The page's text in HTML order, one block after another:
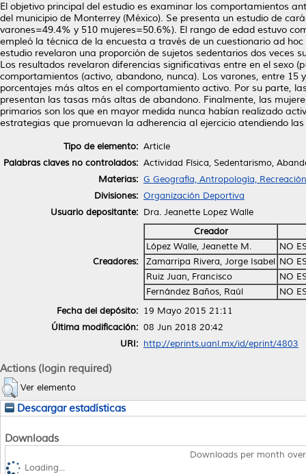
El objetivo principal del estudio es examinar los comportamientos
del municipio de Monterrey (México). Se presenta un estudio de
varones=49.4% y 510 mujeres=50.6%). El rango de edad estuvo
empleó la técnica de la encuesta a través de un cuestionario ad
estudio revelaron una proporción de sujetos sedentarios dos veces
Los resultados revelaron diferencias significativas entre en el sexo
comportamientos (activo, abandono, nunca). Los varones, entre 15
porcentajes más altos en el comportamiento activo. Por su parte,
presentan las tasas más altas de abandono. Finalmente, las
primarios son los que en mayor medida nunca habían realizado
estrategias que promuevan la adherencia al ejercicio atendiendo
Tipo de elemento: Article
Palabras claves no controlados: Actividad Física, Sedentarismo,
Materias: G Geografía, Antropología,
Divisiones: Organización Deportiva
Usuario depositante: Dra. Jeanette Lopez Walle
Creadores:
Creador
López Walle, Jeanette M.
NO
Zamarripa Rivera, Jorge Isabel NO
Ruiz Juan, Francisco
NO
Fernández Baños, Raúl
NO
Fecha del depósito: 19 Mayo 2015 21:11
Última modificación: 08 Jun 2018 20:42
URI: http://eprints.uanl.mx/id/eprint/4803
Actions (login required)
Ver elemento
Descargar estadísticas
Downloads
Downloads per month
Loading...